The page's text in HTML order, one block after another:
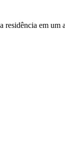
residência em